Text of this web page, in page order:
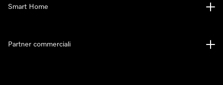
Smart Home
Partner commerciali